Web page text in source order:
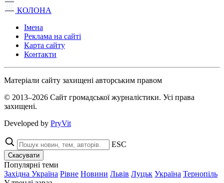
КОЛОНА
Імена
Реклама на сайті
Карта сайту
Контакти
Матеріали сайту захищені авторським правом
© 2013–2026 Сайт громадської журналістики. Усі права
захищені.
Developed by PryVit
ESC
Скасувати
Популярні теми
Західна Україна Рівне Новини Львів Луцьк Україна Тернопіль